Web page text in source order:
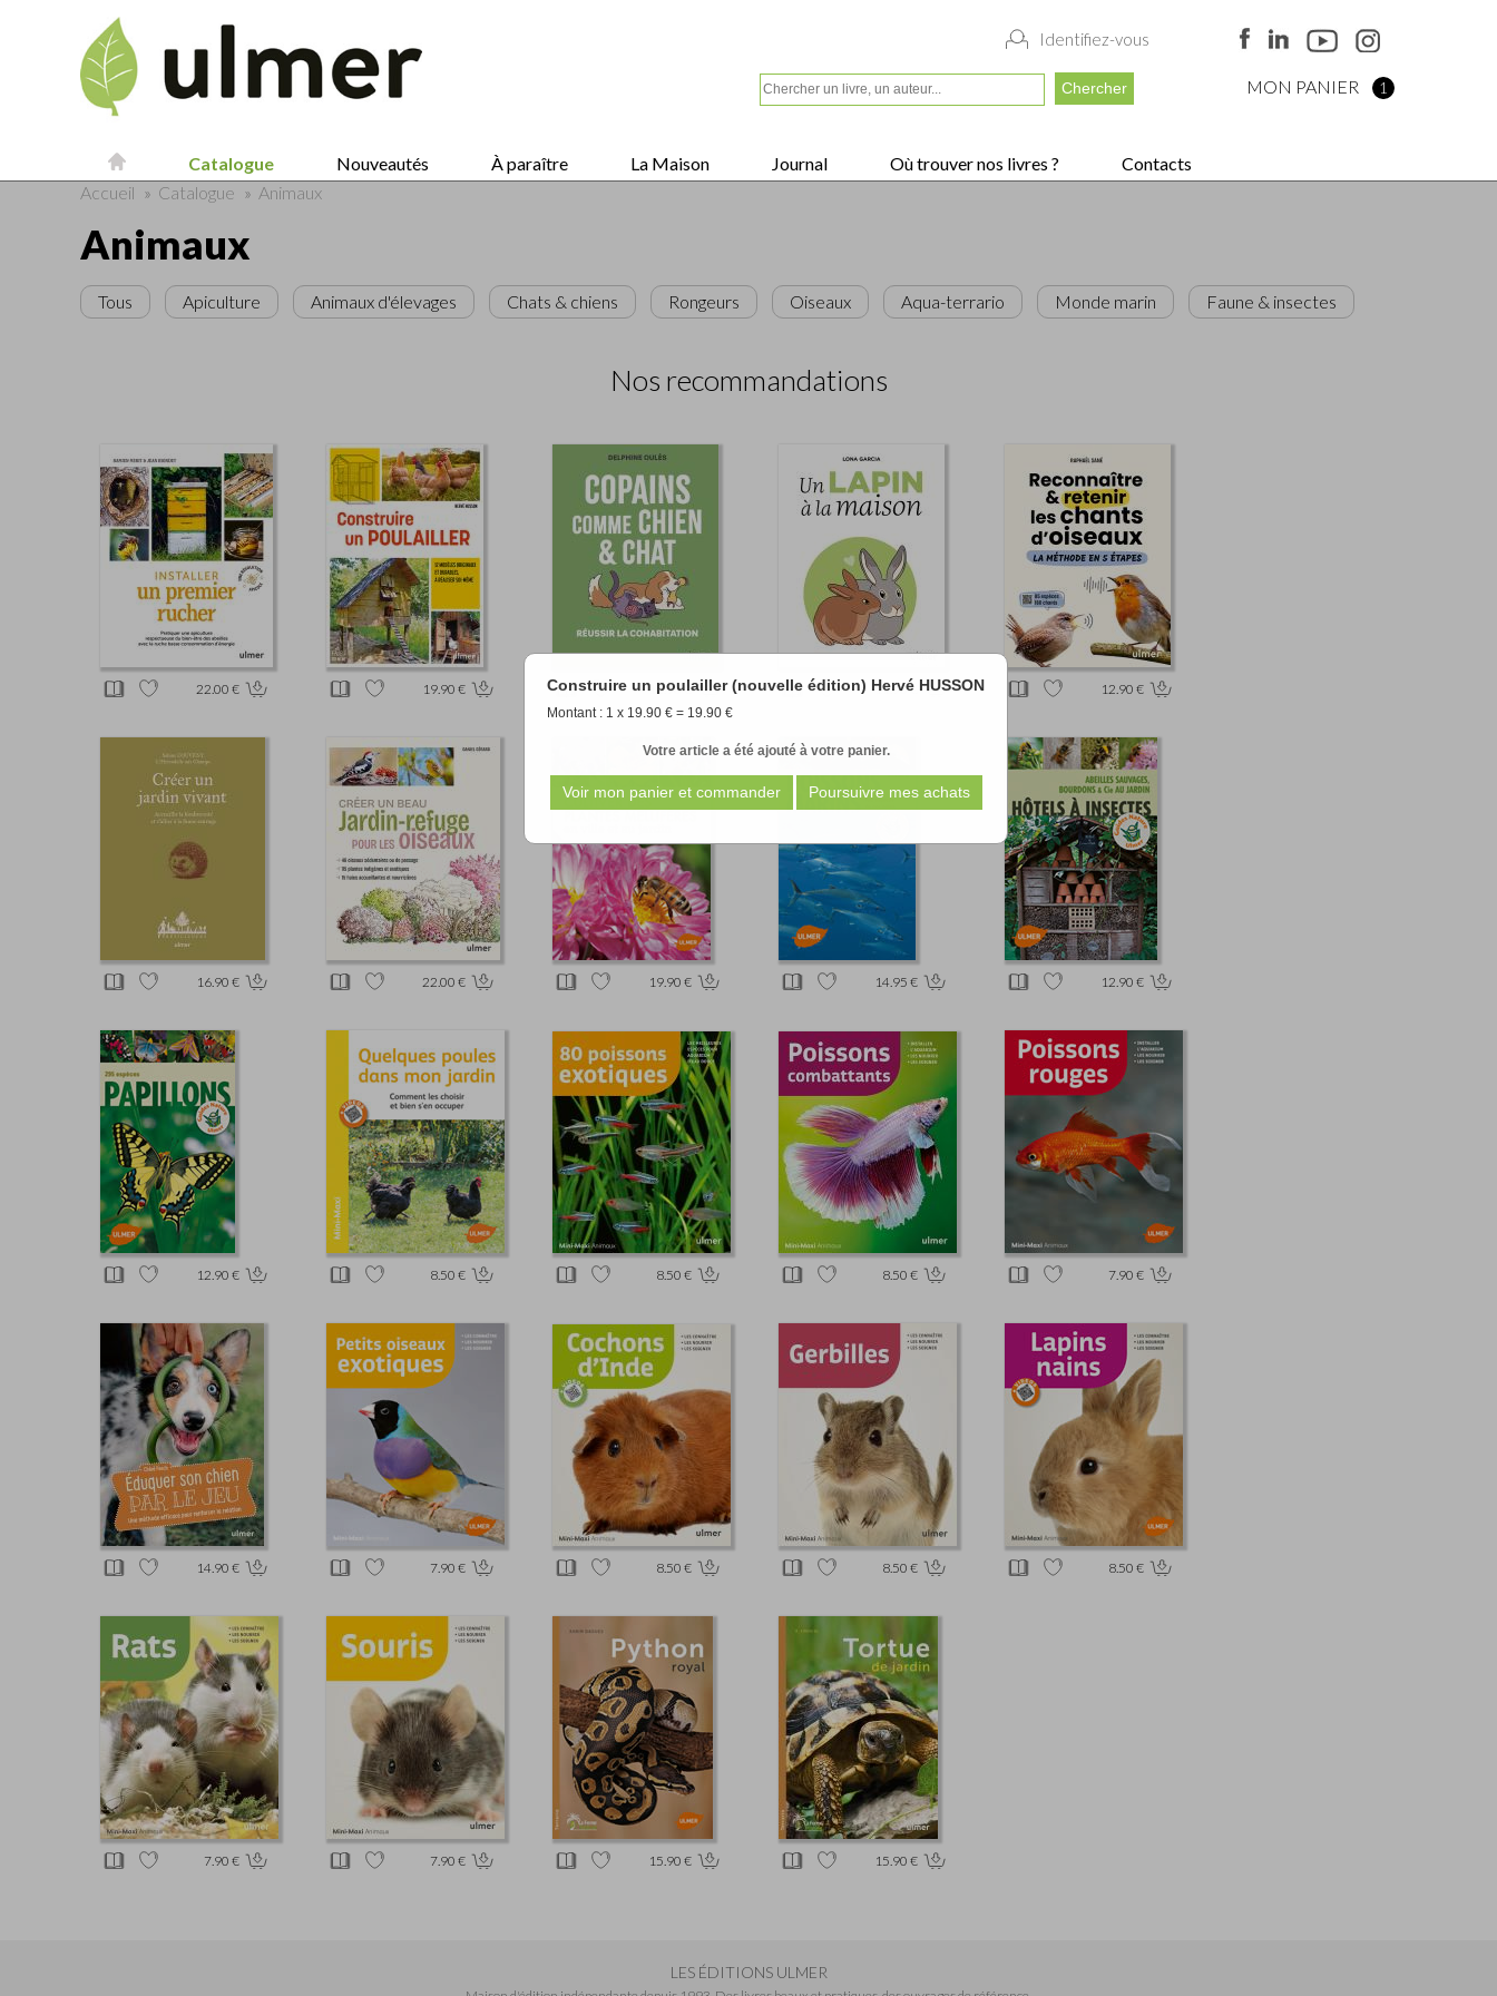
Construire un poulailler (nouvelle édition) Hervé HUSSON
Montant : 1 x 19.90 € = 19.90 €
Votre article a été ajouté à votre panier.
Identifiez-vous
MON PANIER 1
Catalogue Nouveautés À paraître La Maison Journal Où trouver nos livres ?
Contacts
Accueil » Catalogue » Animaux
Animaux
Tous Apiculture Animaux d'élevages Chats & chiens Rongeurs Oiseaux Aqua-terrario Monde marin Faune & insectes
Nos recommandations
22.00 € 19.90 € 12.90 € 11.90 € 12.90 €
16.90 € 22.00 € 19.90 € 14.95 € 12.90 €
12.90 € 8.50 € 8.50 € 8.50 € 7.90 €
14.90 € 7.90 € 8.50 € 8.50 € 8.50 €
7.90 € 7.90 € 15.90 € 15.90 €
LES ÉDITIONS ULMER